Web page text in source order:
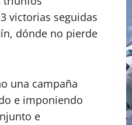
victorias seguidas
dónde no pierde
una campaña
e imponiendo
e